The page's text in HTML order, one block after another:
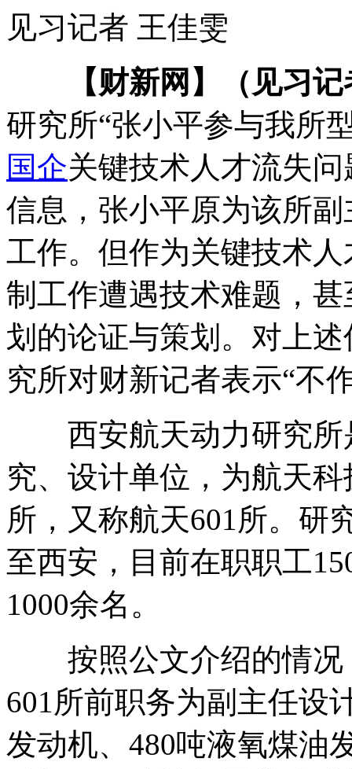
见习记者 王佳雯
【财新网】（见习
研究所“张小平参与我所
国企关键技术人才流失
信息，张小平原为该所
工作。但作为关键技术
制工作遭遇技术难题，
划的论证与策划。对上
究所对财新记者表示“不
西安航天动力研究所
究、设计单位，为航天
所，又称航天601所。研
至西安，目前在职职工
1000余名。
按照公文介绍的情况
601所前职务为副主任设
发动机、480吨液氧煤油